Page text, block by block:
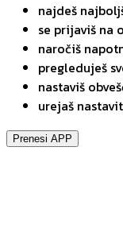
najdeš
se prijaviš na
naročiš
pregleduješ
nastaviš
urejaš
Prenesi APP